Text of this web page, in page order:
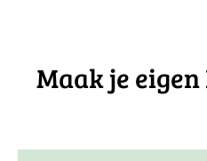
Maak je